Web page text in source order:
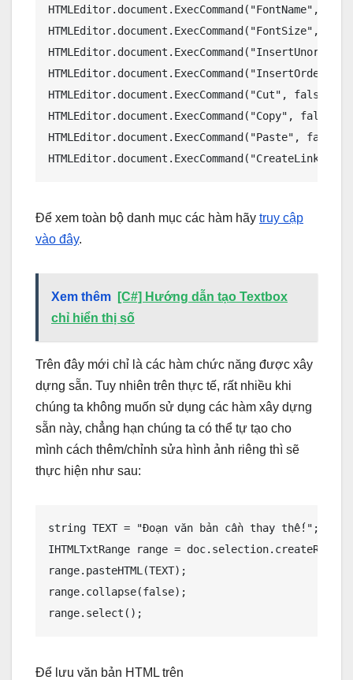
HTMLEditor.document.ExecCommand("Cut",
HTMLEditor.document.ExecCommand("Copy",
HTMLEditor.document.ExecCommand("Paste",
Để xem toàn bộ danh mục các hàm hãy truy cập
vào đây.
Xem thêm
[C#] Hướng dẫn tạo Textbox
chỉ hiển thị số
Trên đây mới chỉ là các hàm chức năng được xây
dựng sẵn. Tuy nhiên trên thực tế, rất nhiều khi
chúng ta không muốn sử dụng các hàm xây dựng
sẵn này, chẳng hạn chúng ta có thể tự tạo cho
mình cách thêm/chỉnh sửa hình ảnh riêng thì sẽ
thực hiện như sau:
string TEXT = "Đoạn văn bản cần thay thế!"; //
IHTMLTxtRange range =
range.pasteHTML(TEXT);
range.collapse(false);
Để lưu văn bản HTML trên